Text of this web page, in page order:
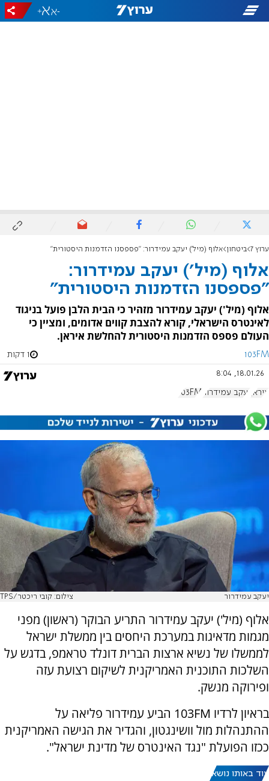
-
+
ערוץ 7 ביטחון אלוף (מיל') יעקב עמידרור: "פספסנו הזדמנות היסטורית"
אלוף (מיל') יעקב עמידרור:
"פספסנו הזדמנות היסטורית"
אלוף (מיל') יעקב עמידרור מזהיר כי הבית הלבן פועל בניגוד
לאינטרס הישראלי, קורא להצבת קווים אדומים, ומציין כי
העולם פספס הזדמנות היסטורית להחלשת איראן.
103FM 1 דקות
18.01.26, 8:04
איראן יעקב עמידרור 103FM
יעקב עמידרור צילום: קובי ריכטר/TPS
אלוף (מיל') יעקב עמידרור התריע הבוקר (ראשון) מפני
מגמות מדאיגות במערכת היחסים בין ממשלת ישראל
לממשלו של נשיא ארצות הברית דונלד טראמפ, בדגש על
השלכות התוכנית האמריקנית לשיקום רצועת עזה
ופירוקה מנשק.
בראיון לרדיו 103FM הביע עמידרור פליאה על
ההתנהלות מול וושינגטון, והגדיר את הגישה האמריקנית
ככזו הפועלת "נגד האינטרס של מדינת ישראל".
עוד באותו נושא: